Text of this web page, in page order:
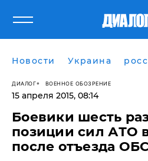
Новости Украина
ДИАЛОГ ВОЕННОЕ ОБОЗРЕНИЕ
15 апреля 2015, 08:14
Боевики шесть
позиции сил АТО
после отъезда